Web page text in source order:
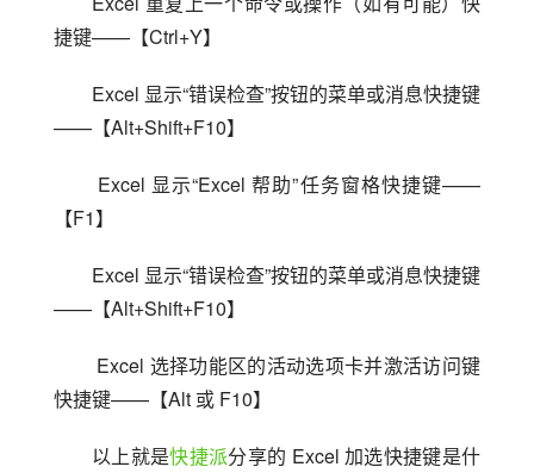
捷键——【Ctrl+Y】
Excel 显示“错误检查”按钮的菜单或消息快捷键
——【Alt+Shift+F10】
【F1】
Excel 显示“错误检查”按钮的菜单或消息快捷键
——【Alt+Shift+F10】
快捷键——【Alt 或 F10】
以上就是快捷派分享的 Excel 加选快捷键是什